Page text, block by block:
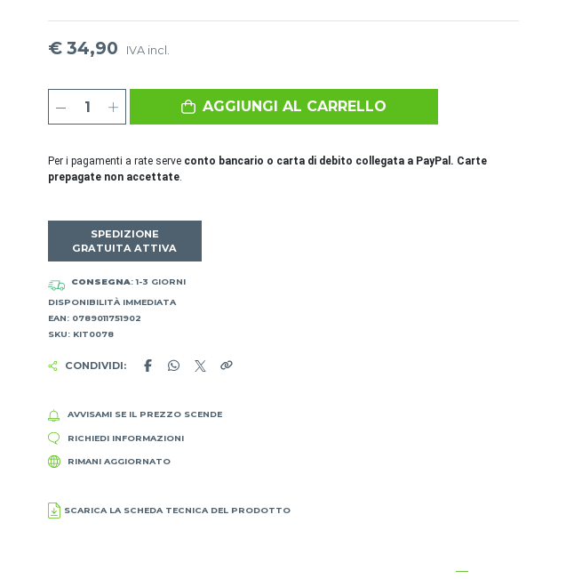
€ 34,90 IVA incl.
AGGIUNGI AL CARRELLO
Per i pagamenti a rate serve conto bancario o carta di debito collegata a PayPal. Carte
prepagate non accettate.
SPEDIZIONE
GRATUITA ATTIVA
CONSEGNA: 1-3 GIORNI
DISPONIBILITÀ IMMEDIATA
EAN: 0789011751902
SKU: KIT0078
CONDIVIDI:
AVVISAMI SE IL PREZZO SCENDE
RICHIEDI INFORMAZIONI
RIMANI AGGIORNATO
SCARICA LA SCHEDA TECNICA DEL PRODOTTO